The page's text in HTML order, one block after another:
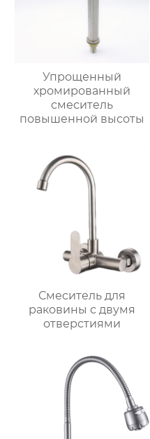
Упрощенный
хромированный
смеситель
повышенной высоты
Смеситель для
раковины с двумя
отверстиями